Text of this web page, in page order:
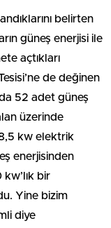
belirten
güneş enerjisi ile
açtıkları
de değinen
52 adet güneş
üzerinde
kw elektrik
enerjisinden
bir
Yine bizim
diye